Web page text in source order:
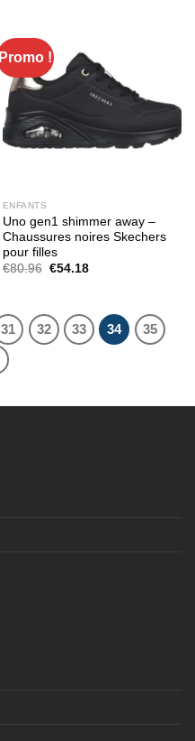
Promo !
ENFANTS
Uno gen1 shimmer away –
Chaussures noires Skechers
pour filles
€80.96 Le
€80.96.
€54.18Le
€54.18.
31 32 33 34 35